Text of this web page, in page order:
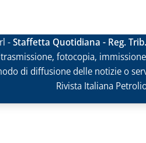
-Staffetta Quotidiana - Reg.
fotocopia,
di diffusione delle notizie o
Rivista Italiana